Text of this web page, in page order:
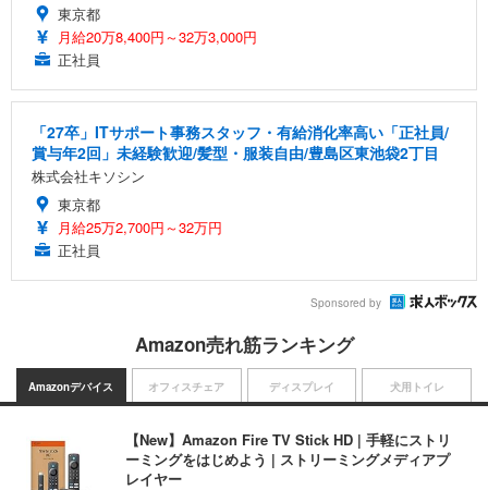
東京都
月給20万8,400円～32万3,000円
正社員
「27卒」ITサポート事務スタッフ・有給消化率高い「正社員/
賞与年2回」未経験歓迎/髪型・服装自由/豊島区東池袋2丁目
株式会社キソシン
東京都
月給25万2,700円～32万円
正社員
Sponsored by
Amazon売れ筋ランキング
Amazonデバイス
【New】Amazon Fire TV Stick HD | 手軽にストリ
ーミングをはじめよう | ストリーミングメディアプ
レイヤー
オフィスチェア ディスプレイ 犬用トイレ